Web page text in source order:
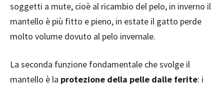
soggetti a mute, cioè al ricambio del pelo, in inverno il
mantello è più fitto e pieno, in estate il gatto perde
molto volume dovuto al pelo invernale.
La seconda funzione fondamentale che svolge il
mantello è la protezione della pelle dalle ferite: i